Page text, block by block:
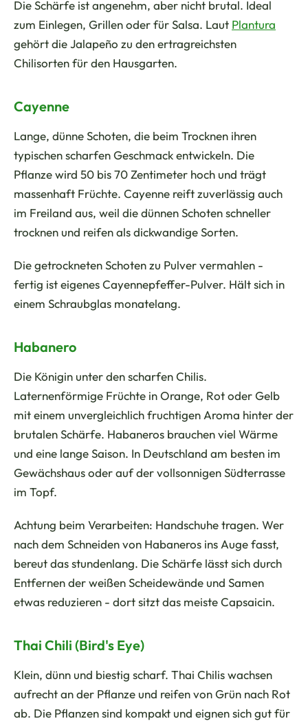
Die Schärfe ist angenehm, aber nicht brutal. Ideal
zum Einlegen, Grillen oder für Salsa. Laut Plantura
gehört die Jalapeño zu den ertragreichsten
Chilisorten für den Hausgarten.
Cayenne
Lange, dünne Schoten, die beim Trocknen ihren
typischen scharfen Geschmack entwickeln. Die
Pflanze wird 50 bis 70 Zentimeter hoch und trägt
massenhaft Früchte. Cayenne reift zuverlässig auch
im Freiland aus, weil die dünnen Schoten schneller
trocknen und reifen als dickwandige Sorten.
Die getrockneten Schoten zu Pulver vermahlen -
fertig ist eigenes Cayennepfeffer-Pulver. Hält sich in
einem Schraubglas monatelang.
Habanero
Die Königin unter den scharfen Chilis.
Laternenförmige Früchte in Orange, Rot oder Gelb
mit einem unvergleichlich fruchtigen Aroma hinter der
brutalen Schärfe. Habaneros brauchen viel Wärme
und eine lange Saison. In Deutschland am besten im
Gewächshaus oder auf der vollsonnigen Südterrasse
im Topf.
Achtung beim Verarbeiten: Handschuhe tragen. Wer
nach dem Schneiden von Habaneros ins Auge fasst,
bereut das stundenlang. Die Schärfe lässt sich durch
Entfernen der weißen Scheidewände und Samen
etwas reduzieren - dort sitzt das meiste Capsaicin.
Thai Chili (Bird's Eye)
Klein, dünn und biestig scharf. Thai Chilis wachsen
aufrecht an der Pflanze und reifen von Grün nach Rot
ab. Die Pflanzen sind kompakt und eignen sich gut für